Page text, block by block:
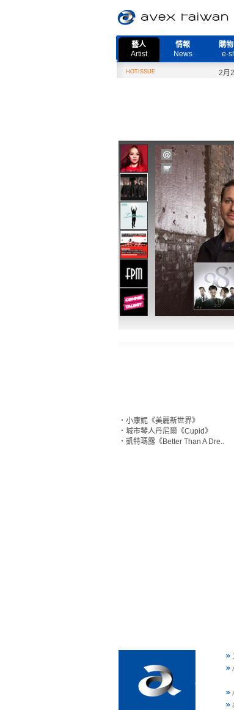
藝人
Artist
情報
News
購
e-
HOTISSUE 2月27日
‧ 小康妮《美麗新世界》
‧ 城市琴人丹尼爾《Cupid》
‧ 凱特瑪露《Better Than A Dre..